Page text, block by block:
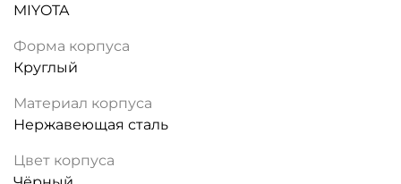
MIYOTA
Форма корпуса
Круглый
Материал корпуса
Нержавеющая сталь
Цвет корпуса